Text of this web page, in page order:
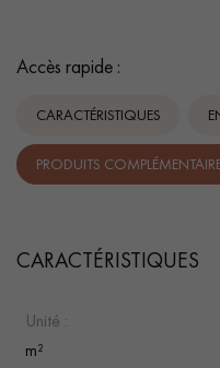
Accès rapide :
CARACTÉRISTIQUES
PRODUITS
CARACTÉRISTIQUES
Unité :
m²